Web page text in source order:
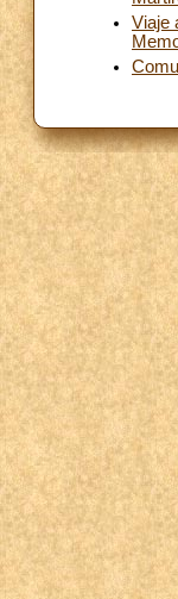
Viaje